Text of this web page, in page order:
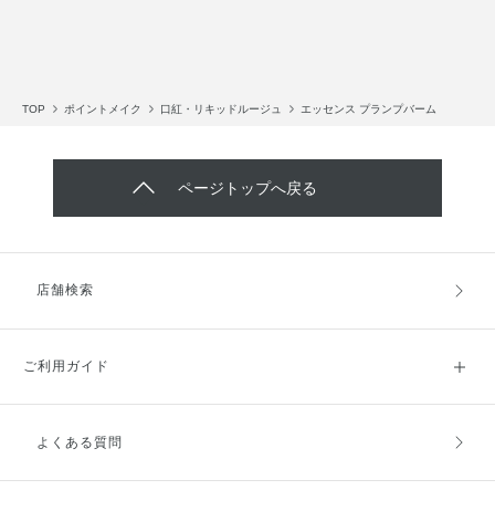
TOP ポイントメイク 口紅・リキッドルージュ エッセンス プランプバーム
ページトップへ戻る
店舗検索
ご利用ガイド
ご利用ガイドトップ
よくある質問